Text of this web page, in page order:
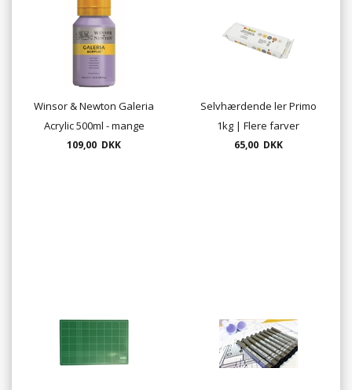
Winsor & Newton Galeria
Acrylic 500ml - mange
farver
109,00 DKK
Selvhærdende ler Primo
1kg | Flere farver
65,00 DKK